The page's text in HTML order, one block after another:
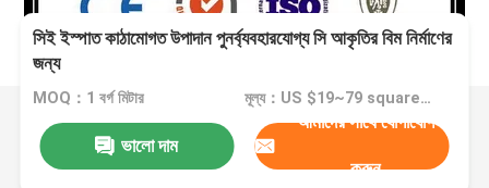
সিই ইস্পাত কাঠামোগত উপাদান পুনর্ব্যবহারযোগ্য সি আকৃতির বিম নির্মাণের
জন্য
MOQ：1 বর্গ মিটার মূল্য：US $19~79 square meter
ভালো দাম
আমাদের সাথে যোগাযোগ
করুন